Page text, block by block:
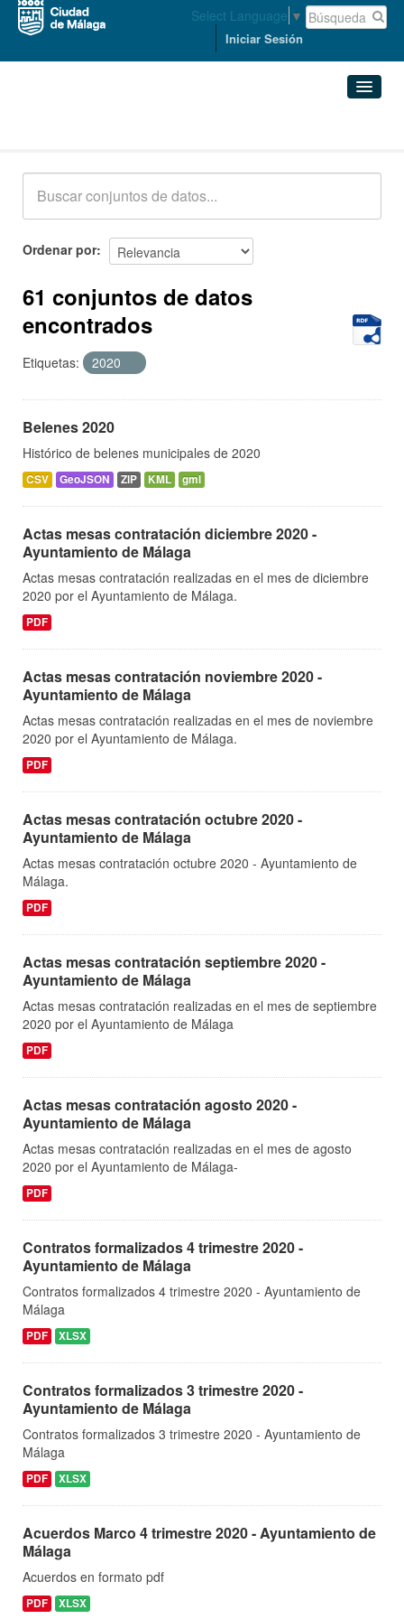
Select Language ▼
Iniciar Sesión
Acerca de
Ordenar por
61 conjuntos de datos
encontrados
Etiquetas: 2020
Belenes 2020
Histórico de belenes municipales de 2020
CSV GeoJSON ZIP KML gml
Actas mesas contratación diciembre 2020 -
Ayuntamiento de Málaga
Actas mesas contratación realizadas en el mes de diciembre
2020 por el Ayuntamiento de Málaga.
PDF
Actas mesas contratación noviembre 2020 -
Ayuntamiento de Málaga
Actas mesas contratación realizadas en el mes de noviembre
2020 por el Ayuntamiento de Málaga.
PDF
Actas mesas contratación octubre 2020 -
Ayuntamiento de Málaga
Actas mesas contratación octubre 2020 - Ayuntamiento de
Málaga.
PDF
Actas mesas contratación septiembre 2020 -
Ayuntamiento de Málaga
Actas mesas contratación realizadas en el mes de septiembre
2020 por el Ayuntamiento de Málaga
PDF
Actas mesas contratación agosto 2020 -
Ayuntamiento de Málaga
Actas mesas contratación realizadas en el mes de agosto
2020 por el Ayuntamiento de Málaga-
PDF
Contratos formalizados 4 trimestre 2020 -
Ayuntamiento de Málaga
Contratos formalizados 4 trimestre 2020 - Ayuntamiento de
Málaga
PDF XLSX
Contratos formalizados 3 trimestre 2020 -
Ayuntamiento de Málaga
Contratos formalizados 3 trimestre 2020 - Ayuntamiento de
Málaga
PDF XLSX
Acuerdos Marco 4 trimestre 2020 - Ayuntamiento de
Málaga
Acuerdos en formato pdf
PDF XLSX